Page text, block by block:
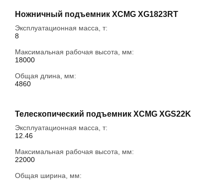
Ножничный подъемник XCMG XG1823RT
Эксплуатационная масса, т:
8
Максимальная рабочая высота, мм:
18000
Общая длина, мм:
4860
Телескопический подъемник XCMG XGS22K
Эксплуатационная масса, т:
12.46
Максимальная рабочая высота, мм:
22000
Общая ширина, мм: